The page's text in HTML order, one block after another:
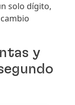
solo dígito,
y